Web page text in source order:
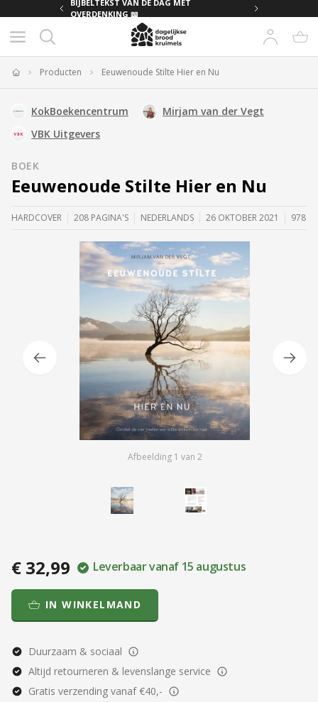
BIJBELTEKST VAN DE DAG MET
OVERDENKING 📖
Producten Eeuwenoude Stilte Hier en Nu
KokBoekencentrum
Mirjam van der Vegt
VBK Uitgevers
BOEK
Eeuwenoude Stilte Hier en Nu
HARDCOVER 208 PAGINA'S NEDERLANDS 26 OKTOBER 2021
Afbeelding 1 van 2
€ 32,99 Leverbaar vanaf 15 augustus
IN WINKELMAND
Duurzaam & sociaal
Altijd retourneren & levenslange service
Gratis verzending vanaf €40,-